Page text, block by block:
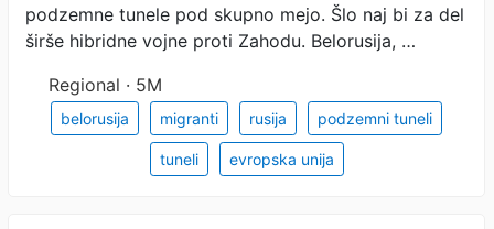
podzemne tunele pod skupno mejo. Šlo naj bi za del
širše hibridne vojne proti Zahodu. Belorusija, …
Regional · 5M
belorusija migranti rusija podzemni tuneli
tuneli evropska unija